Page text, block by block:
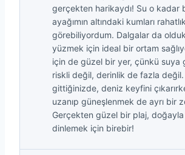
gerçekten harikaydı! Su o kadar
ayağımın altındaki kumları
görebiliyordum. Dalgalar da
yüzmek için ideal bir ortam
için de güzel bir yer, çünkü suya
riskli değil, derinlik de fazla
gittiğinizde, deniz keyfini
uzanıp güneşlenmek de ayrı bir
Gerçekten güzel bir plaj,
dinlemek için birebir!